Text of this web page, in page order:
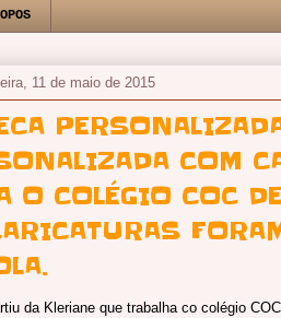
11 de maio de 2015
COM
O COLÉGIO COC
da Kleriane que trabalha co colégio